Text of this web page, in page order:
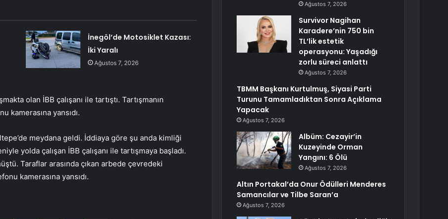
İnegöl’de Motosiklet Kazası:
İki Yaralı
Ağustos 7, 2026
olan İBB çalışanı ile tartıştı. Tartışmanın
kamerasına yansıdı.
meydana geldi. İddiaya göre şu anda kimliği
yolda çalışan İBB çalışanı ile tartışmaya başladı.
Taraflar arasında çıkan arbede çevredeki
kamerasına yansıdı.
Ağustos 7, 2026
Survivor Nagihan
Karadere’nin 750 bin
TL’lik estetik
operasyonu: Yaşadığı
zorlu süreci anlattı
Ağustos 7, 2026
TBMM Başkanı Kurtulmuş, Siyasi Parti
Turunu Tamamladıktan Sonra Açıklama
Yapacak
Ağustos 7, 2026
Albüm: Cezayir’in
Kuzeyinde Orman
Yangını: 6 Ölü
Ağustos 7, 2026
Altın Portakal’da Onur Ödülleri Menderes
Samancılar ve Tilbe Saran’a
Ağustos 7, 2026